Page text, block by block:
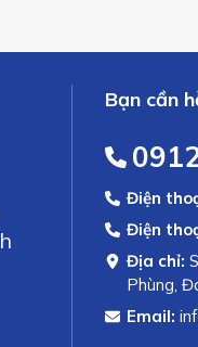
Bạn cần
Điện
Điện
Địa chỉ:
Phùng,
Email: